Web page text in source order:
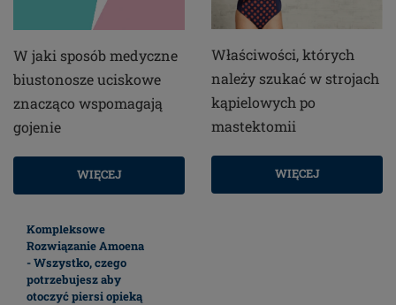
W jaki sposób medyczne
biustonosze uciskowe
znacząco wspomagają
gojenie
WIĘCEJ
Właściwości, których
należy szukać w strojach
kąpielowych po
mastektomii
WIĘCEJ
Kompleksowe
Rozwiązanie Amoena
- Wszystko, czego
potrzebujesz aby
otoczyć piersi opieką